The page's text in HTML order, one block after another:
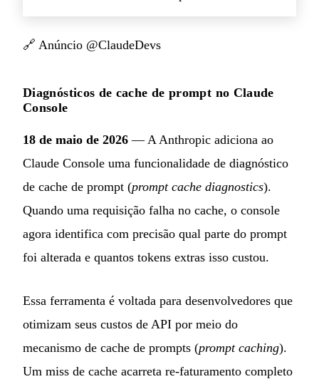
🔗 Anúncio @ClaudeDevs
Diagnósticos de cache de prompt no Claude
Console
18 de maio de 2026 — A Anthropic adiciona ao
Claude Console uma funcionalidade de diagnóstico
de cache de prompt (prompt cache diagnostics).
Quando uma requisição falha no cache, o console
agora identifica com precisão qual parte do prompt
foi alterada e quantos tokens extras isso custou.
Essa ferramenta é voltada para desenvolvedores que
otimizam seus custos de API por meio do
mecanismo de cache de prompts (prompt caching).
Um miss de cache acarreta re-faturamento completo